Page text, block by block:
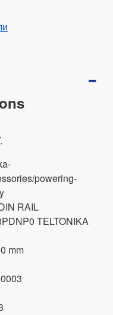
powering-
RAIL
TELTONIKA
mm